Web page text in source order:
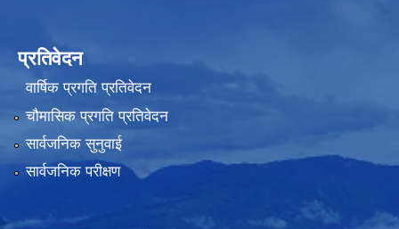
प्रतिवेदन
वार्षिक प्रगति प्रतिवेदन
चौमासिक प्रगति प्रतिवेदन
सार्वजनिक सुनुवाई
सार्वजनिक परीक्षण